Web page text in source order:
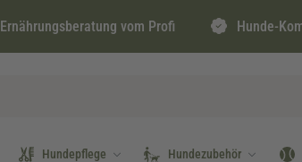
Ernährungsberatung vom Profi Hunde-
Hundepflege Hundezubehör